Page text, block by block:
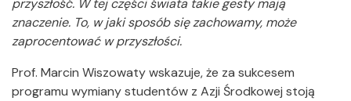
przyszłość. W tej części świata takie gesty mają
znaczenie. To, w jaki sposób się zachowamy, może
zaprocentować w przyszłości.
Prof. Marcin Wiszowaty wskazuje, że za sukcesem
programu wymiany studentów z Azji Środkowej stoją